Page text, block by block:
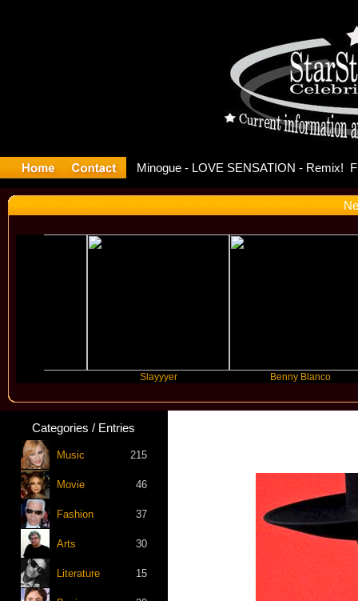
Slayyyer Benny Blanco
Categories / Entries
Music 215
Movie 46
Fashion 37
Arts 30
Literature 15